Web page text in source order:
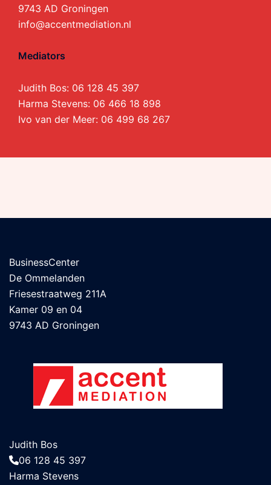
9743 AD Groningen
info@accentmediation.nl
Mediators
Judith Bos: 06 128 45 397
Harma Stevens: 06 466 18 898
Ivo van der Meer: 06 499 68 267
BusinessCenter
De Ommelanden
Friesestraatweg 211A
Kamer 09 en 04
9743 AD Groningen
Judith Bos
06 128 45 397
Harma Stevens